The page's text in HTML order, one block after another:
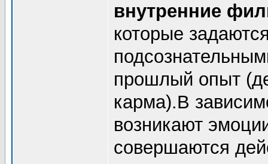
внутренние
которые
прошлый опыт
карма).В
возникают
совершаются